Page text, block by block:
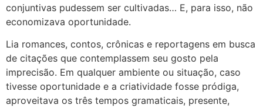
conjuntivas pudessem ser cultivadas… E, para isso, não
economizava oportunidade.
Lia romances, contos, crônicas e reportagens em busca
de citações que contemplassem seu gosto pela
imprecisão. Em qualquer ambiente ou situação, caso
tivesse oportunidade e a criatividade fosse pródiga,
aproveitava os três tempos gramaticais, presente,